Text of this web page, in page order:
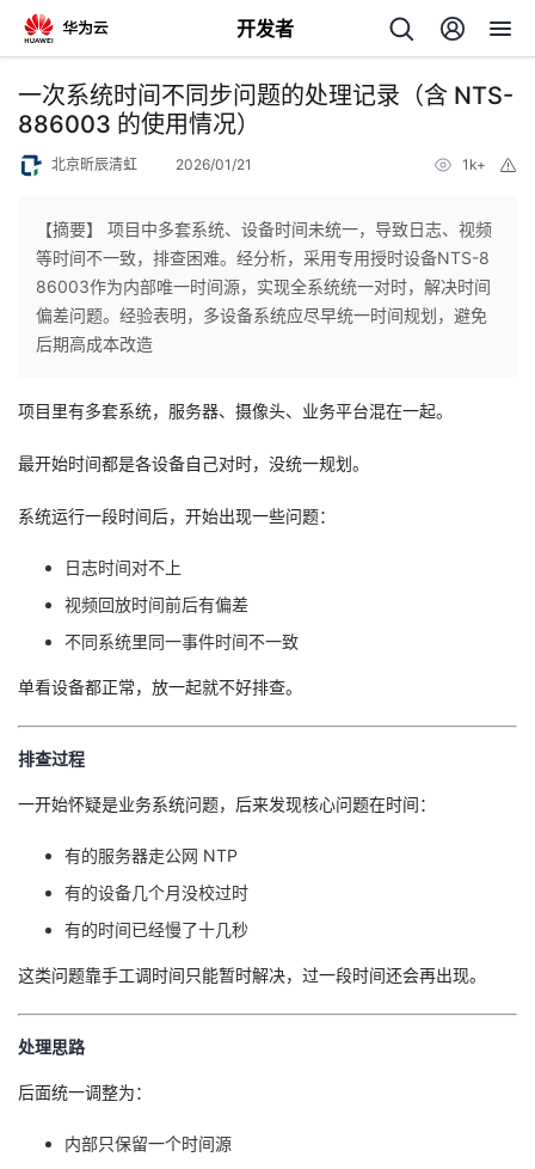
开发者
返
回
个
人
主
页
我
的
开
发
者
我
的
博
客
我
的
论
坛
我
的
圈
我
的
播
我
活
动
的
关
注
我
的
开
我
的
Programs
我
的
一次系统时间不同步问题的处理记录（含 NTS-
886003 的使用情况）
北京昕辰清虹 2026/01/21 1k+
【摘要】 项目中多套系统、设备时间未统一，导致日志、视频
等时间不一致，排查困难。经分析，采用专用授时设备NTS-8
86003作为内部唯一时间源，实现全系统统一对时，解决时间
偏差问题。经验表明，多设备系统应尽早统一时间规划，避免
后期高成本改造
项目里有多套系统，服务器、摄像头、业务平台混在一起。
最开始时间都是各设备自己对时，没统一规划。
系统运行一段时间后，开始出现一些问题：
日志时间对不上
视频回放时间前后有偏差
不同系统里同一事件时间不一致
单看设备都正常，放一起就不好排查。
排查过程
一开始怀疑是业务系统问题，后来发现核心问题在时间：
有的服务器走公网 NTP
有的设备几个月没校过时
有的时间已经慢了十几秒
这类问题靠手工调时间只能暂时解决，过一段时间还会再出现。
处理思路
后面统一调整为：
内部只保留一个时间源